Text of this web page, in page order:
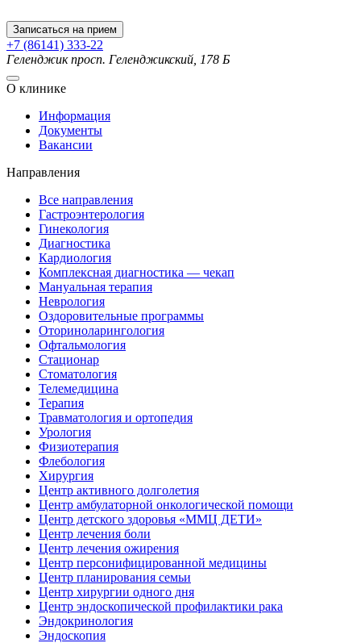
Записаться на прием
+7 (86141) 333-22
Геленджикпросп. Геленджикский, 178 Б
О клинике
Информация
Документы
Вакансии
Направления
Все направления
Гастроэнтерология
Гинекология
Диагностика
Кардиология
Комплексная диагностика — чекап
Мануальная терапия
Неврология
Оздоровительные программы
Оториноларингология
Офтальмология
Стационар
Стоматология
Телемедицина
Терапия
Травматология и ортопедия
Урология
Физиотерапия
Флебология
Хирургия
Центр активного долголетия
Центр амбулаторной онкологической помощи
Центр детского здоровья «ММЦ ДЕТИ»
Центр лечения боли
Центр лечения ожирения
Центр персонифицированной медицины
Центр планирования семьи
Центр хирургии одного дня
Центр эндоскопической профилактики рака
Эндокринология
Эндоскопия